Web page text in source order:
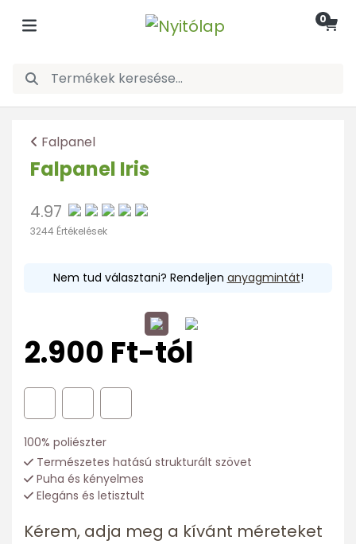
0
Falpanel
Falpanel Iris
4.97
3244 Értékelések
Nem tud választani? Rendeljen anyagmintát!
2.900 Ft-tól
100% poliészter
Természetes hatású strukturált szövet
Puha és kényelmes
Elegáns és letisztult
Kérem, adja meg a kívánt méreteket